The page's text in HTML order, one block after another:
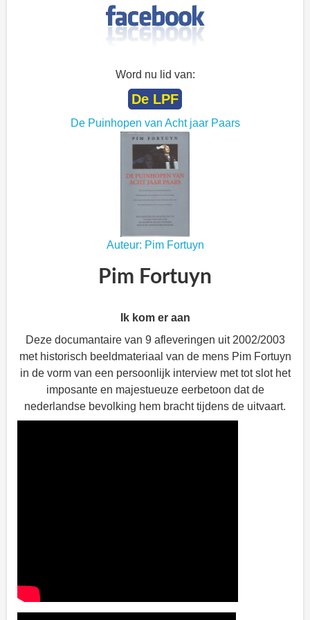
Word nu lid van:
De LPF
De Puinhopen van Acht jaar Paars
Auteur: Pim Fortuyn
Pim Fortuyn
Ik kom er aan
Deze documantaire van 9 afleveringen uit 2002/2003
met historisch beeldmateriaal van de mens Pim Fortuyn
in de vorm van een persoonlijk interview met tot slot het
imposante en majestueuze eerbetoon dat de
nederlandse bevolking hem bracht tijdens de uitvaart.